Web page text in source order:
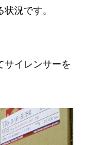
況です。
サイレンサーを